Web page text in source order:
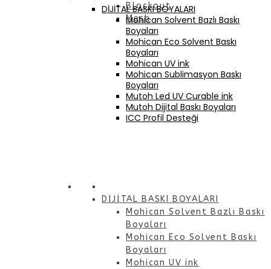
Blockout
Mesh
DİJİTAL BASKI BOYALARI
Mohican Solvent Bazlı Baskı
Boyaları
Mohican Eco Solvent Baskı
Boyaları
Mohican UV ink
DİJİTAL BASKI BOYALARI
Mohican Solvent Bazlı Baskı
Boyaları
Mohican Eco Solvent Baskı
Boyaları
Mohican UV ink
Mohican Sublimasyon Baskı
Boyaları
Mutoh Led UV Curable ink
Mutoh Dijital Baskı Boyaları
ICC Profil Desteği